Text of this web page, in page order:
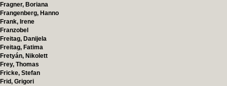
Fragner, Boriana
Frangenberg, Hanno
Frank, Irene
Franzobel
Freitag, Danijela
Freitag, Fatima
Fretyán, Nikolett
Frey, Thomas
Fricke, Stefan
Frid, Grigori